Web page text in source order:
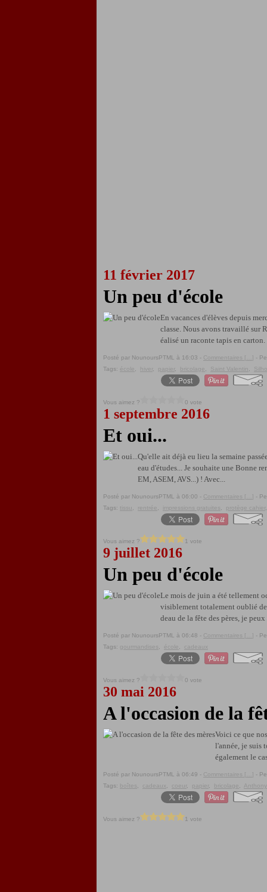
11 février 2017
Un peu d'école
En vacances d'élèves depuis
classe. Nous avons travaillé sur
éalisé un raconte tapis en carton.
Posté par NounoursPTML à 16:03 - Commentaires [ ] -
Tags:
école hiver papier bricolage Saint Valentin
Vous aimez ? 0 vote
1 septembre 2016
Et oui...
Qu'elle ait déjà eu lieu la semaine
eau d'études... Je souhaite une Bonne
EM, ASEM, AVS...) ! Avec...
Posté par NounoursPTML à 06:00 - Commentaires [ ] -
Tags: tissu rentrée impressions gratuites protège cahier
Vous aimez ? 1 vote
9 juillet 2016
Un peu d'école
Le mois de juin a été tellement
visiblement totalement oublié de
deau de la fête des pères, je peux
Posté par NounoursPTML à 06:48 - Commentaires [ ] -
Tags:
gourmandises école cadeaux
Vous aimez ? 0 vote
30 mai 2016
A l'occasion de la
Voici ce que
l'année, je suis
également le
Posté par NounoursPTML à 06:49 - Commentaires [ ] -
Tags:
boîtes cadeaux coeur papier bricolage
Vous aimez ? 1 vote